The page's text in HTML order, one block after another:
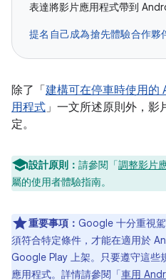
表達將影片應用程式帶到
提名自己成為搶先體驗合作
除了「 建構可在停車時使用的
用程式」一文所述原則外，影
定。
設計原則： 請參閱「調整影片
屬的使用者體驗指南。
重要事項： Google 十分重視
須符合特定條件，才能在適用於
Google Play 上架。只要遵守這些
應用程式。詳情請參閱「車用